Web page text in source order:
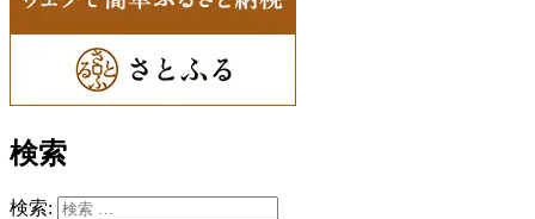
検索
検索: